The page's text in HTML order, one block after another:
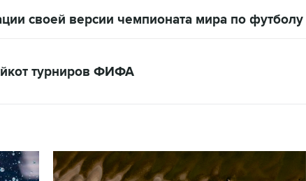
своей версии чемпионата мира по футболу
турниров ФИФА